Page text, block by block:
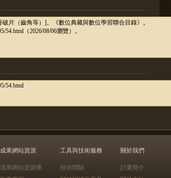
成果網站資源
成果網站資源庫
工具與技術服務
技術體驗
關於我們
計畫簡介